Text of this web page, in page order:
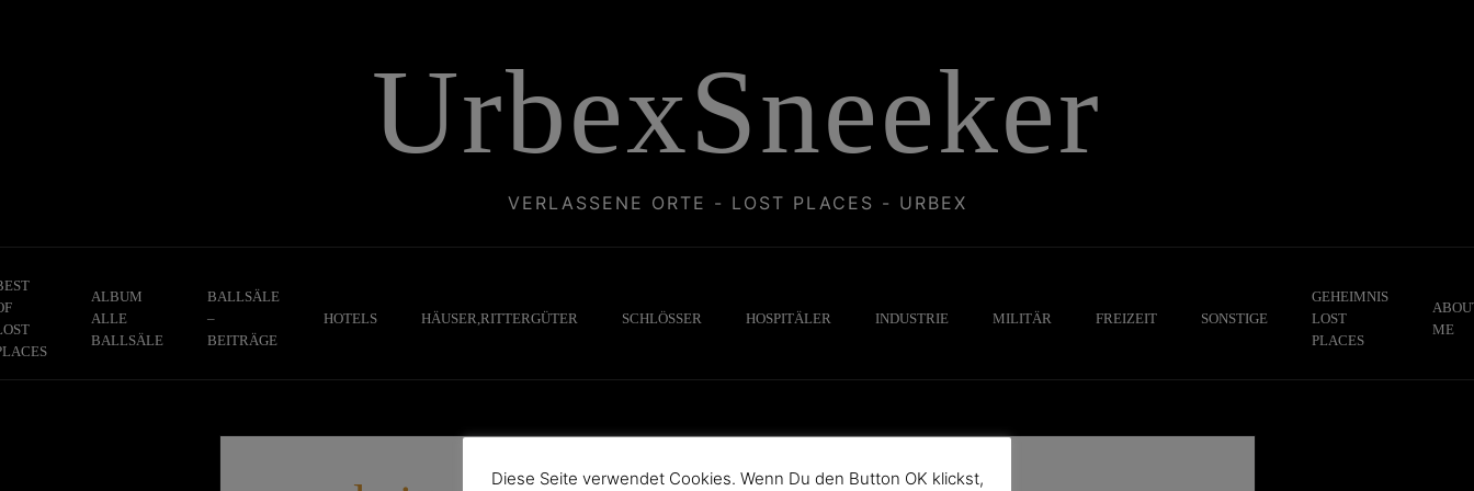
UrbexSneeker
VERLASSENE ORTE - LOST PLACES - URBEX
ALBUM
ALLE
BALLSÄLE
BALLSÄLE
–
BEITRÄGE
HOTELS HÄUSER,RITTERGÜTER SCHLÖSSER HOSPITÄLER INDUSTRIE MILITÄR FREIZEIT SONSTIGE
GEHEIMNIS
LOST
PLACES
ME
Diese Seite verwendet Cookies. Wenn Du den Button OK klickst,